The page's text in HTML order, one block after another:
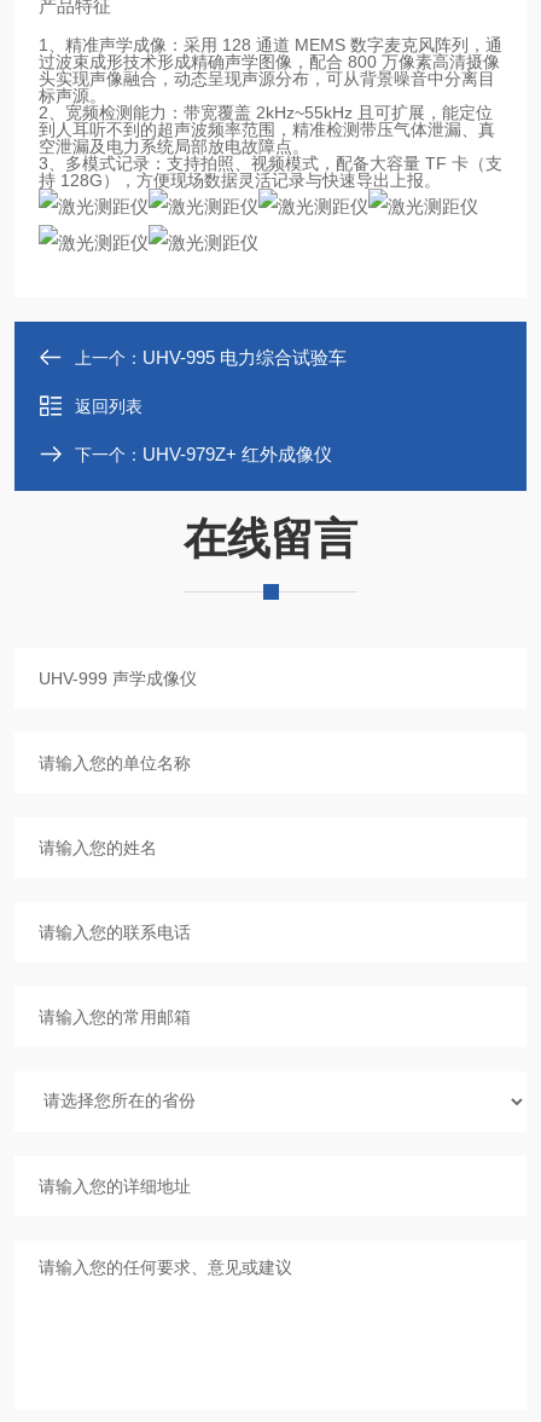
产品特征
1、精准声学成像：采用 128 通道 MEMS 数字麦克风阵列，通
过波束成形技术形成精确声学图像，配合 800 万像素高清摄像
头实现声像融合，动态呈现声源分布，可从背景噪音中分离目
标声源。
2、宽频检测能力：带宽覆盖 2kHz~55kHz 且可扩展，能定位
到人耳听不到的超声波频率范围，精准检测带压气体泄漏、真
空泄漏及电力系统局部放电故障点。
3、多模式记录：支持拍照、视频模式，配备大容量 TF 卡（支
持 128G），方便现场数据灵活记录与快速导出上报。
上一个： UHV-995 电力综合试验车
返回列表
下一个： UHV-979Z+ 红外成像仪
在线留言